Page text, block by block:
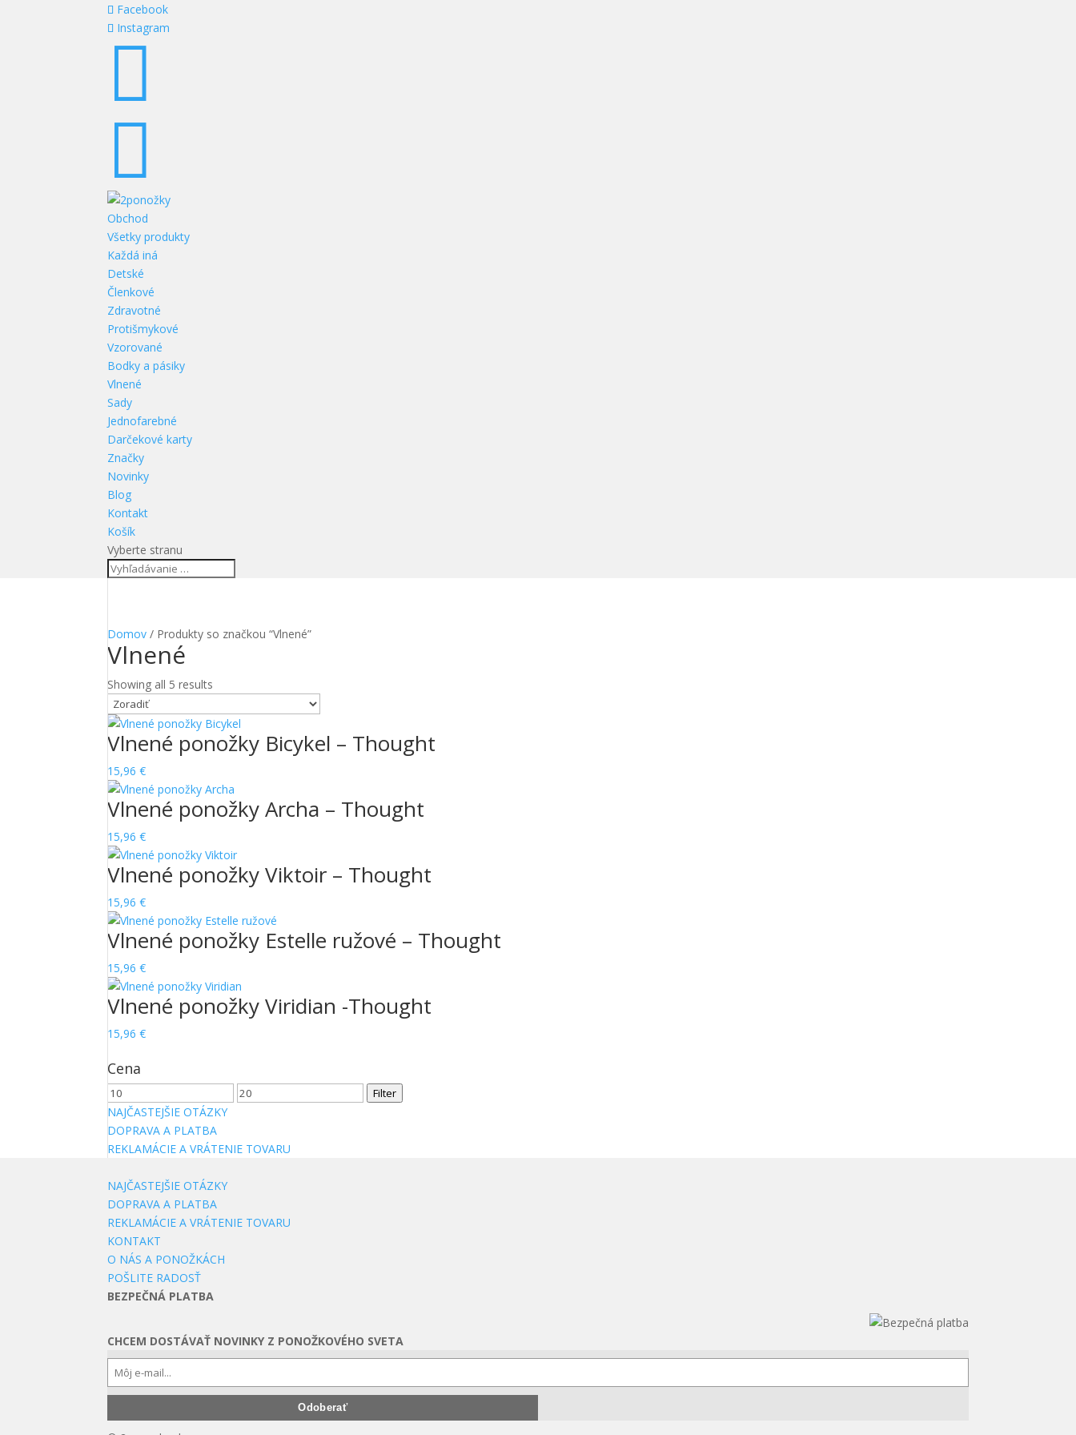
Facebook
Instagram


Obchod
Všetky produkty
Každá iná
Detské
Členkové
Zdravotné
Protišmykové
Vzorované
Bodky a pásiky
Vlnené
Sady
Jednofarebné
Darčekové karty
Značky
Novinky
Blog
Kontakt
Košík
Vyberte stranu
Domov / Produkty so značkou “Vlnené”
Vlnené
Showing all 5 results
Vlnené ponožky Bicykel – Thought
15,96€
Vlnené ponožky Archa – Thought
15,96€
Vlnené ponožky Viktoir – Thought
15,96€
Vlnené ponožky Estelle ružové – Thought
15,96€
Vlnené ponožky Viridian -Thought
15,96€
Cena
Minimálna
cena
Maximálna
Filter
NAJČASTEJŠIE OTÁZKY
DOPRAVA A PLATBA
REKLAMÁCIE A VRÁTENIE TOVARU
NAJČASTEJŠIE OTÁZKY
DOPRAVA A PLATBA
REKLAMÁCIE A VRÁTENIE TOVARU
KONTAKT
O NÁS A PONOŽKÁCH
POŠLITE RADOSŤ
BEZPEČNÁ PLATBA
CHCEM DOSTÁVAŤ NOVINKY Z PONOŽKOVÉHO SVETA